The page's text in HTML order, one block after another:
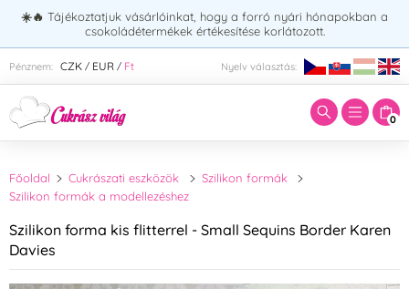
☀️🔥 Tájékoztatjuk vásárlóinkat, hogy a forró nyári hónapokban a
csokoládétermékek értékesítése korlátozott.
Pénznem: CZK / EUR / Ft Nyelv választás:
0
Adja meg a keresett kifejezést:
Főoldal Cukrászati eszközök
Szilikon formák
Szilikon formák a modellezéshez
Szilikon forma kis flitterrel - Small Sequins Border Karen
Davies